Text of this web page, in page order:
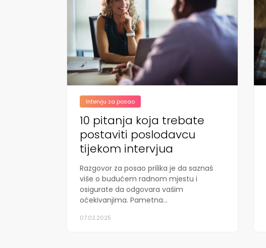
Intervju za posao
10 pitanja koja trebate
postaviti poslodavcu
tijekom intervjua
Razgovor za posao prilika je da saznaš
više o budućem radnom mjestu i
osigurate da odgovara vašim
očekivanjima. Pametna...
07.02.2025